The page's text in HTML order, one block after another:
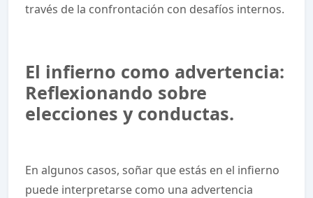
través de la confrontación con desafíos internos.
El infierno como advertencia:
Reflexionando sobre
elecciones y conductas.
En algunos casos, soñar que estás en el infierno
puede interpretarse como una advertencia